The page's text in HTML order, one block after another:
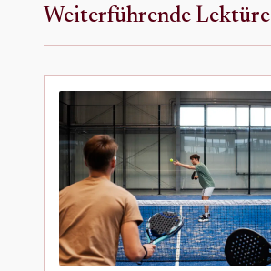
Weiterführende Lektüre